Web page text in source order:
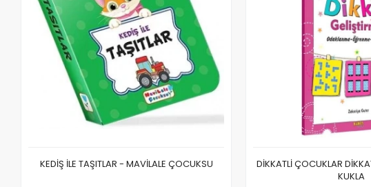
KEDİŞ İLE TAŞITLAR - MAVİLALE ÇOCUKSU
DİKKATLİ ÇOCUKLAR
KUKLA